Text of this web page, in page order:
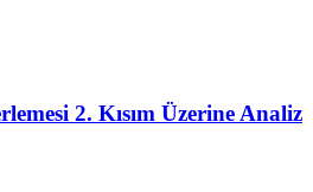
2. Kısım Üzerine Analiz